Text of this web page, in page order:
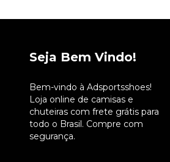
Seja Bem Vindo!
Bem-vindo à Adsportsshoes!
Loja online de camisas e
chuteiras com frete grátis para
todo o Brasil. Compre com
segurança.